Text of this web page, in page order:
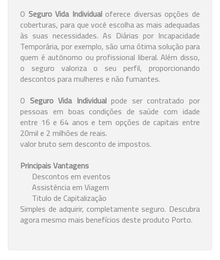
O Seguro Vida Individualoferece diversas opções de
coberturas, para que você escolha as mais adequadas
às suas necessidades. As Diárias por Incapacidade
Temporária, por exemplo, são uma ótima solução para
quem é autônomo ou profissional liberal. Além disso,
o seguro valoriza o seu perfil, proporcionando
descontos para mulheres e não fumantes.
O Seguro Vida Individualpode ser contratado por
pessoas em boas condições de saúde com idade
entre 16 e 64 anos e tem opções de capitais entre
20mil e 2 milhões de reais.
valor bruto sem desconto de impostos.
Principais Vantagens
Descontos em eventos
Assistência em Viagem
Titulo de Capitalização
Simples de adquirir, completamente seguro. Descubra
agora mesmo mais benefícios deste produto Porto.